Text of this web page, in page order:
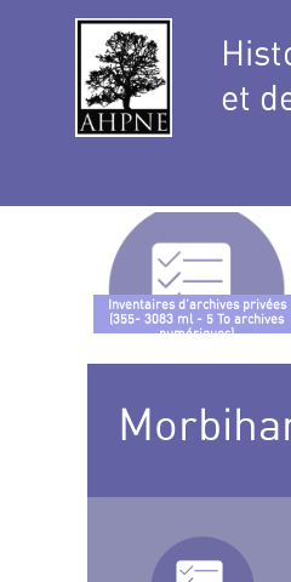
et
Inventaires d’archives privées
(355- 3083 ml - 5 To archives
numériques)